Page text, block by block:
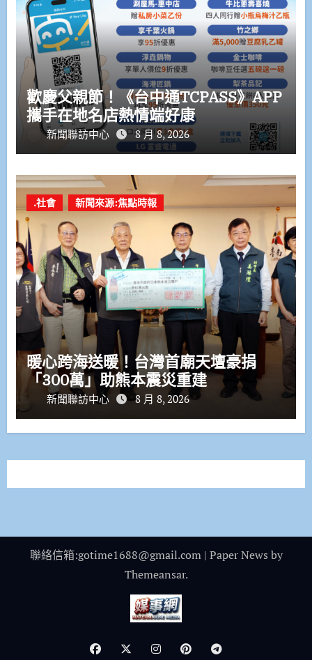
歡慶父親節！《台中通TCPASS》APP
攜手在地名店熱情端好康
新聞聯訪中心 8 月 8, 2026
.社會 新聞來源:焦點時報
暖心跨海送暖！台灣首廟天壇豪捐
「300萬」助熊本震災重建
新聞聯訪中心 8 月 8, 2026
聯絡信箱:gotime1688@gmail.com | Paper News by
Themeansar.